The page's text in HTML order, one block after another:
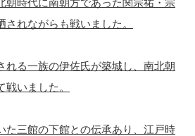
れながらも戦いました。
れる一族の伊佐氏が築城し、南北朝
いました。
た三館の下館との伝承あり、江戸時